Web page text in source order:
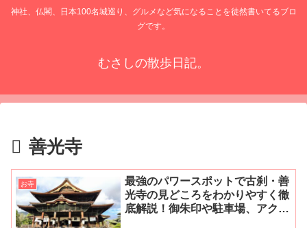
神社、仏閣、日本100名城巡り、グルメなど気になることを徒然書いてるブロ
グです。
むさしの散歩日記。
善光寺
お寺
最強のパワースポットで古刹・善
光寺の見どころをわかりやすく徹
底解説！御朱印や駐車場、アクセ